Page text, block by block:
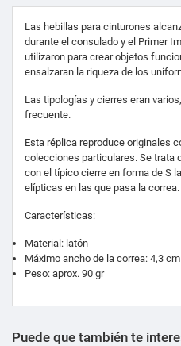
Las hebillas para cinturones
durante el consulado y el Primer
utilizaron para crear objetos
ensalzaran la riqueza de los
Las tipologías y cierres eran
frecuente.
Esta réplica reproduce originales
colecciones particulares. Se trata
con el típico cierre en forma de S
elípticas en las que pasa la correa.
Características:
Material: latón
Máximo ancho de la correa: 4,3 cm
Peso: aprox. 90 gr
Puede que también te